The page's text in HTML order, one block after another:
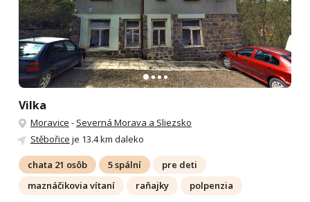
Vilka
Moravice - Severná Morava a Sliezsko
Stěbořice je 13.4 km daleko
chata 21 osôb 5 spální
pre deti
maznáčikovia vítaní
raňajky
polpenzia